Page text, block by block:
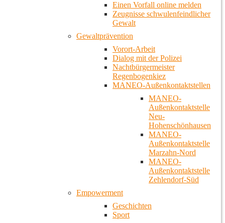
Einen Vorfall online melden
Zeugnisse schwulenfeindlicher
Gewalt
Gewaltprävention
Vorort-Arbeit
Dialog mit der Polizei
Nachtbürgermeister
Regenbogenkiez
MANEO-Außenkontaktstellen
MANEO-
Außenkontaktstelle
Neu-
Hohenschönhausen
MANEO-
Außenkontaktstelle
Marzahn-Nord
MANEO-
Außenkontaktstelle
Zehlendorf-Süd
Empowerment
Geschichten
Sport